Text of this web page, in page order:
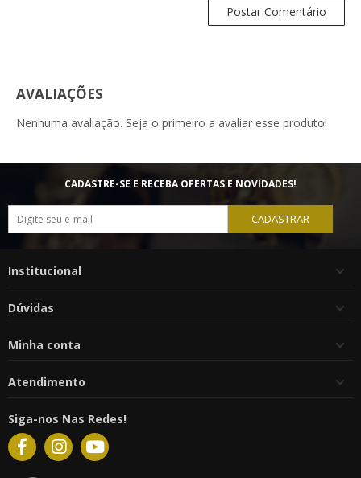
AVALIAÇÕES
Nenhuma avaliação. Seja o primeiro a avaliar esse produto!
CADASTRE-SE E RECEBA OFERTAS E NOVIDADES!
CADASTRAR
Institucional
Dúvidas
Minha conta
Atendimento
Siga-nos Nas Redes!